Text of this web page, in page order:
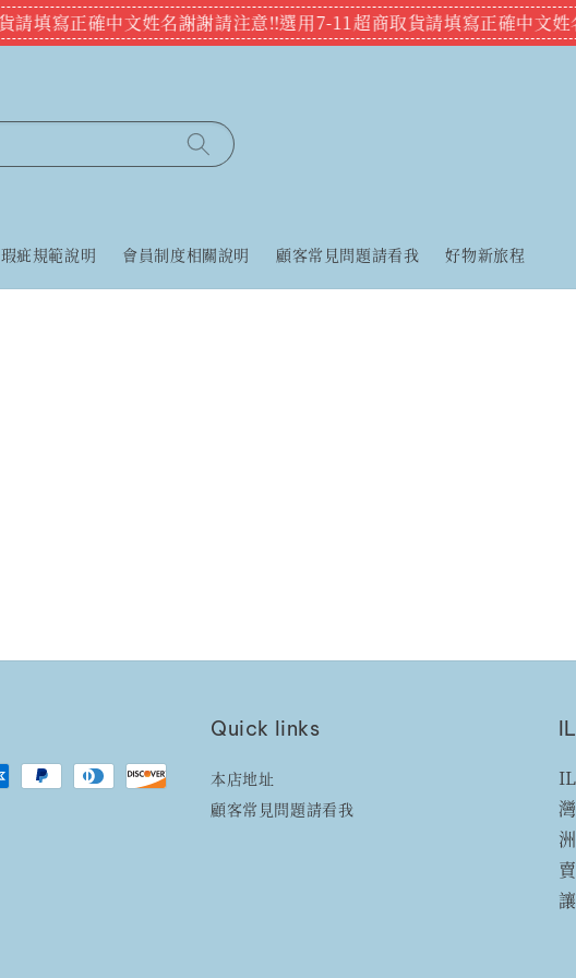
填寫正確中文姓名謝謝請注意‼️選用7-11超商取貨請填寫正確中文姓
疵規範說明 會員制度相關說明 顧客常見問題請看我 好物新旅程
Quick links
本店地址
顧客常見問題請看我